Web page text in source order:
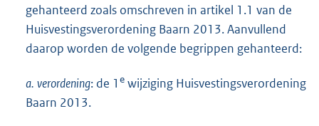
gehanteerd zoals omschreven in artikel 1.1 van de
Huisvestingsverordening Baarn 2013. Aanvullend
daarop worden de volgende begrippen gehanteerd:
a. verordening: de 1 e wijziging Huisvestingsverordening
Baarn 2013.